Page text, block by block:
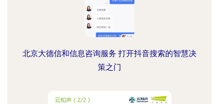
北京大德信和信息咨询服务 打开抖音搜索的智慧决
策之门